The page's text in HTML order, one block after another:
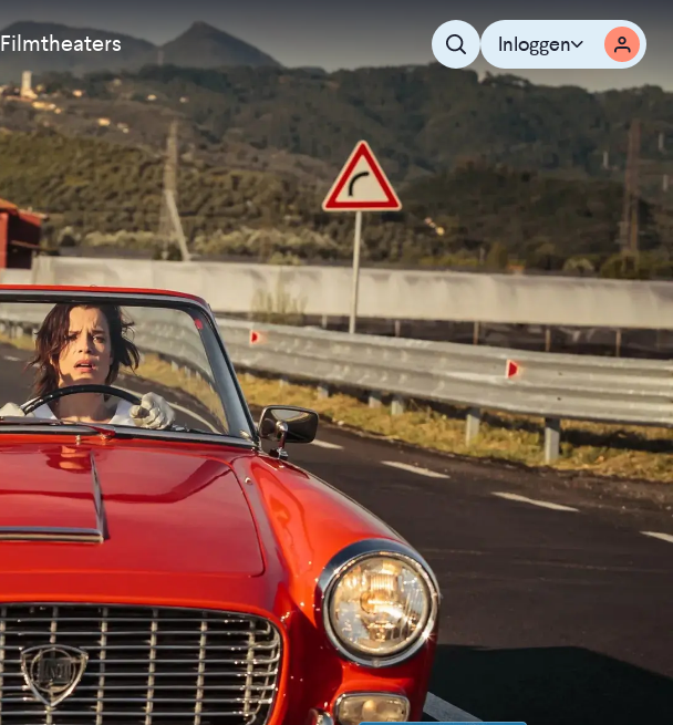
Filmtheaters Inloggen